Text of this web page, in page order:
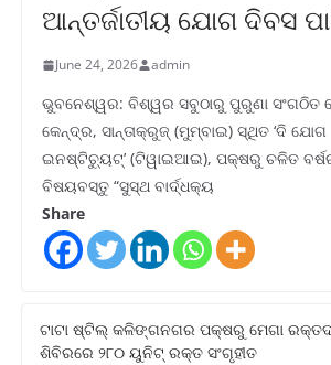
ଆନ୍ତର୍ଜାତୀୟ ଯୋଗ ଦିବସ
June 24, 2026 admin
ଭୁବନେଶ୍ୱର: ବିଶ୍ୱର ସବୁଠାରୁ ପୁରୁଣା ସଂଗଠିତ
କେନ୍ଦ୍ର, ସାନ୍ତାକ୍ରୁଜ୍ (ମୁମ୍ବାଇ) ସ୍ଥିତ ‘ଦି ଯୋଗ
ଇନଷ୍ଟିଚ୍ୟୁଟ୍‌’ (ଟିୱାଇଆଇ), ପକ୍ଷରୁ ଚଳିତ
ବିଷୟବସ୍ତୁ “ସୁସ୍ଥ ବାର୍ଦ୍ଧକ୍ୟ
Share
ଟାଟା ଷ୍ଟିଲ୍‌ କଳିଙ୍ଗନଗର ପକ୍ଷରୁ ମେଗା
ଶିବିରରେ ୨୮୦ ୟୁନିଟ୍‌ ରକ୍ତ ସଂଗୃହୀତ